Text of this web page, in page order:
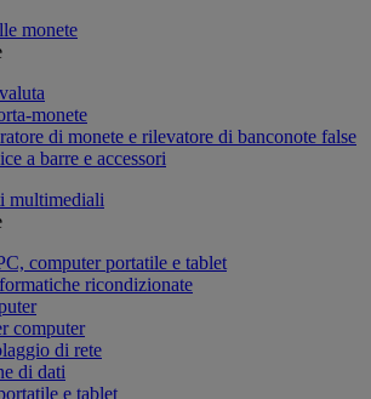
monete
monete
di monete e rilevatore di banconote false
a barre e accessori
multimediali
computer portatile e tablet
ricondizionate
computer
di rete
di dati
e tablet